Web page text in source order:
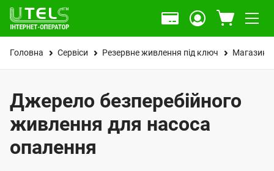
Головна Сервіси Резервне живлення під ключ Магазин
Джерело безперебійного
живлення для насоса
опалення